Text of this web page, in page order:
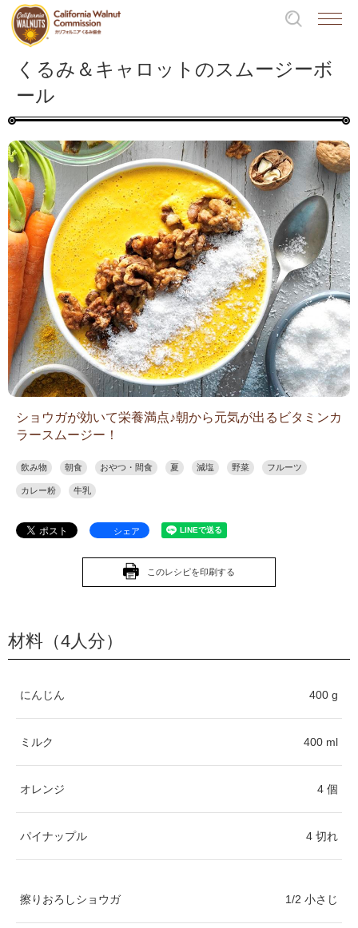
くるみ＆キャロットのスムージーボ
ール
ショウガが効いて栄養満点♪朝から元気が出るビタミンカ
ラースムージー！
飲み物 朝食 おやつ・間食 夏 減塩 野菜 フルーツ
カレー粉 牛乳
シェア
このレシピを印刷する
材料（4人分）
にんじん 400 g
ミルク 400 ml
オレンジ 4 個
パイナップル 4 切れ
擦りおろしショウガ 1/2 小さじ